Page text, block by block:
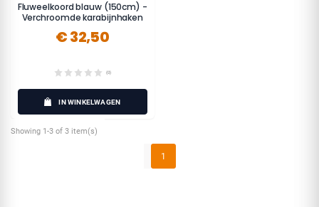
Fluweelkoord blauw (150cm) -
Verchroomde karabijnhaken
€ 32,50
(0)
IN WINKELWAGEN
Showing 1-3 of 3 item(s)
1